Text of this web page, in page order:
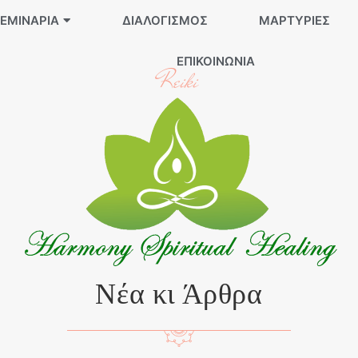
ΔΙΑΛΟΓΙΣΜΌΣ ΜΑΡΤΥΡΊΕΣ
ΕΠΙΚΟΙΝΩΝΊΑ
Reiki
Νέα κι Άρθρα